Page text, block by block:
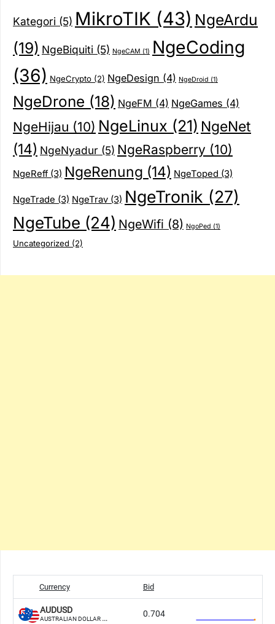
Kategori (5) MikroTIK (43) NgeArdu
(19) NgeBiquiti (5) NgeCAM (1) NgeCoding
(36) NgeCrypto (2) NgeDesign (4) NgeDroid (1)
NgeDrone (18) NgeFM (4) NgeGames (4)
NgeHijau (10) NgeLinux (21) NgeNet
(14) NgeNyadur (5) NgeRaspberry (10)
NgeReff (3) NgeRenung (14) NgeToped (3)
NgeTrade (3) NgeTrav (3) NgeTronik (27)
NgeTube (24) NgeWifi (8) NgoPed (1)
Uncategorized (2)